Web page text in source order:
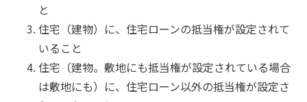
と
住宅（建物）に、住宅ローンの抵当権が設定されて
いること
住宅（建物。敷地にも抵当権が設定されている場合
は敷地にも）に、住宅ローン以外の抵当権が設定さ